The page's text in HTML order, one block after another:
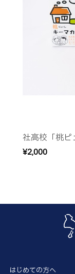
社高校「桃
¥2,000
はじめての方へ